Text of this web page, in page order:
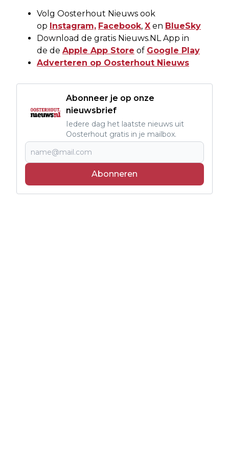
Volg Oosterhout Nieuws ook
op Instagram, Facebook, X en BlueSky
Download de gratis Nieuws.NL App in
de de Apple App Store of Google Play
Adverteren op Oosterhout Nieuws
Abonneer je op onze
nieuwsbrief
Iedere dag het laatste nieuws uit
Oosterhout gratis in je mailbox.
Abonneren